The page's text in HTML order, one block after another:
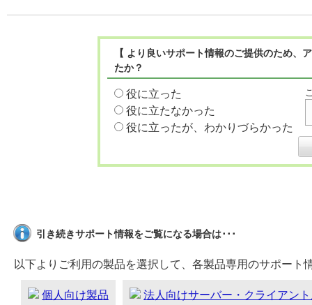
【 より良いサポート情報のご提供のため
たか？
役に立った
役に立たなかった
役に立ったが、わかりづらかった
引き続きサポート情報をご覧になる場合は･･･
以下よりご利用の製品を選択して、各製品専用のサポート
個人向け製品 法人向けサーバー・クライアン